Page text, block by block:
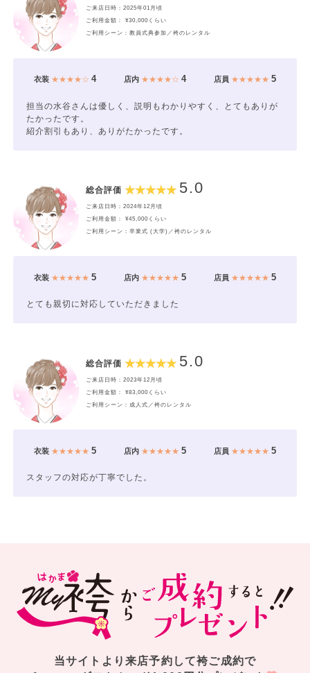
ご来店日時：2025年01月頃
ご利用金額： ¥30,000くらい
ご利用シーン：教員式典参加／袴のレンタル
衣装★★★★☆ 4 店内★★★★☆ 4 店員 ★★★★★5
担当の水谷さんは優しく、説明もわかりやすく、とてもありが
たかったです。
紹介割引もあり、ありがたかったです。
総合評価 5.0
ご来店日時：2024年12月頃
ご利用金額： ¥45,000くらい
ご利用シーン：卒業式 (大学)／袴のレンタル
衣装★★★★★ 5 店内★★★★★ 5 店員 ★★★★★5
とても親切に対応していただきました
総合評価 5.0
ご来店日時：2023年12月頃
ご利用金額： ¥83,000くらい
ご利用シーン：成人式／袴のレンタル
衣装★★★★★ 5 店内★★★★★ 5 店員 ★★★★★5
スタッフの対応が丁寧でした。
当サイトより来店予約して袴ご成約で